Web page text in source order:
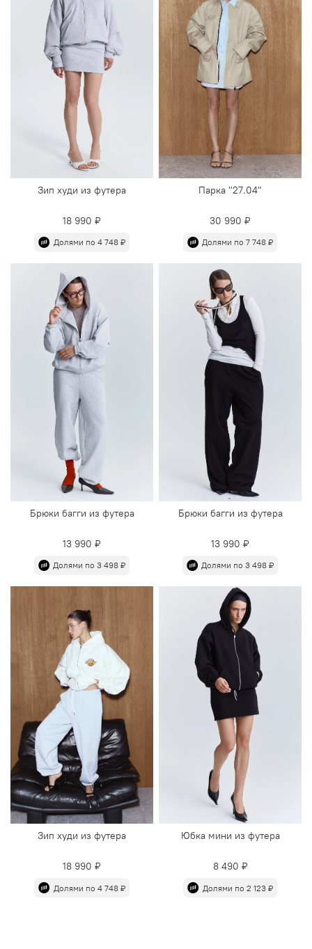
Зип худи из футера
18 990 ₽
Долями по 4 748 ₽
Парка "27.04"
30 990 ₽
Долями по 7 748 ₽
Брюки багги из футера
13 990 ₽
Долями по 3 498 ₽
Брюки багги из футера
13 990 ₽
Долями по 3 498 ₽
Зип худи из футера
18 990 ₽
Долями по 4 748 ₽
Юбка мини из футера
8 490 ₽
Долями по 2 123 ₽